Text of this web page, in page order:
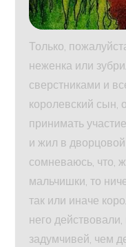
Только,
неженка или
сверстниками и
королевский сын,
принимать
и жил в
сомневаюсь, что,
мальчишки, то
так или иначе
него
задумчивей, чем